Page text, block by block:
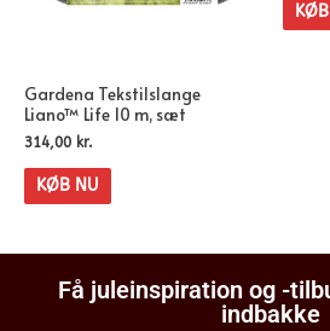
Gardena Tekstilslange
Liano™ Life 10 m, sæt
314,00 kr.
KØB NU
Få juleinspiration og -
indbakke